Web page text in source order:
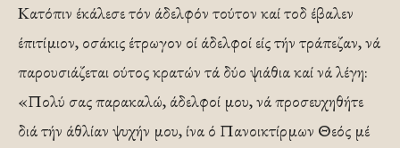
Κατόπιν έκάλεσε τόν άδελφόν τούτον καί τοδ έβαλεν
έπιτίμιον, οσάκις έτρωγον οί άδελφοί είς τήν τράπεζαν, νά
παρουσιάζεται ούτος κρατών τά δύο ψιάθια καί νά λέγη:
«Πολύ σας παρακαλώ, άδελφοί μου, νά προσευχηθήτε
διά τήν άθλίαν ψυχήν μου, ίνα ό Πανοικτίρμων Θεός μέ